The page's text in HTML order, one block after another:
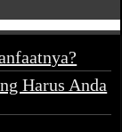
Harus Anda